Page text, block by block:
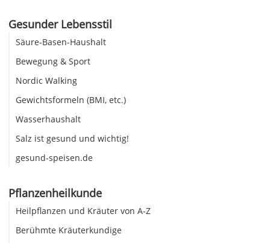
Gesunder Lebensstil
Säure-Basen-Haushalt
Bewegung & Sport
Nordic Walking
Gewichtsformeln (BMI, etc.)
Wasserhaushalt
Salz ist gesund und wichtig!
gesund-speisen.de
Pflanzenheilkunde
Heilpflanzen und Kräuter von A-Z
Berühmte Kräuterkundige